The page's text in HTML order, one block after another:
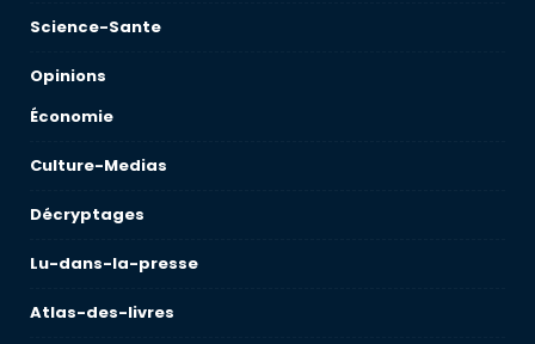
Science-Sante
Opinions
Économie
Culture-Medias
Décryptages
Lu-dans-la-presse
Atlas-des-livres